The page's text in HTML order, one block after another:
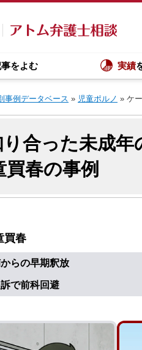
をよむ 実績
事例データベース » 児童ポルノ » ケ
り合った未成
買春の事例
買春
らの早期釈放
で前科回避